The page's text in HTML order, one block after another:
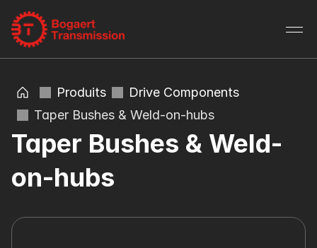
Produits
Drive Components
Taper Bushes & Weld-on-hubs
Taper Bushes & Weld-
on-hubs